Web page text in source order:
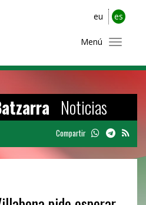
eu es
Menú
Noticias
Compartir